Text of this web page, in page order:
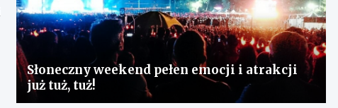
Słoneczny weekend pełen emocji i atrakcji
już tuż, tuż!